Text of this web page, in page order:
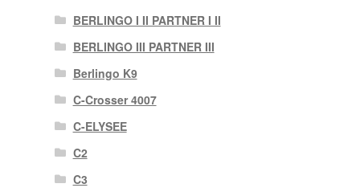
BERLINGO I II PARTNER I II
BERLINGO III PARTNER III
Berlingo K9
C-Crosser 4007
C-ELYSEE
C2
C3